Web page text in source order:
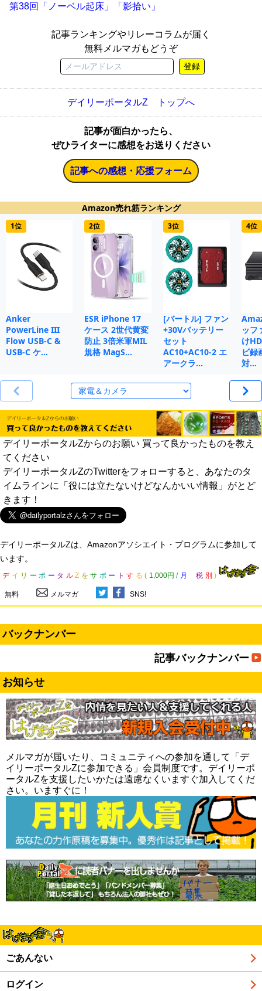
第38回「ノーベル起床」「影拾い」
記事ランキングやリレーコラムが届く
無料メルマガもどうぞ
登録
デイリーポータルZ トップへ
記事が面白かったら、
ぜひライターに感想をお送りください
記事への感想・応援フォーム
Amazon売れ筋ランキング
1位
Anker
PowerLine III
Flow USB-C &
USB-C ケ…
2位
ESR iPhone 17
ケース 2世代黄変
防止 3倍米軍MIL
規格 MagS…
3位
[バートル] ファン
+30Vバッテリー
セット
AC10+AC10-2 エ
アークラ…
4位
ッフ
け
ビ録
対…
デイリーポータルZからのお願い 買って良かったものを教え
てください
デイリーポータルZのTwitterをフォローすると、あなたのタ
イムラインに「役には立たないけどなんかいい情報」がとど
きます！
デイリーポータルZは、Amazonアソシエイト・プログラムに参加して
います。
デ イ リ ー ポ ー タ ル Z を サ ポ ー ト す る ( 1,000円 / 月 税 別 )
無料 メルマガ SNS!
バックナンバー
記事バックナンバー
お知らせ
メルマガが届いたり、コミュニティへの参加を通して「デ
イリーポータルZに参加できる」会員制度です。デイリーポ
ータルZを支援したいかたは遠慮なくいますぐ加入してくだ
さい。いますぐに！
ごあんない
ログイン